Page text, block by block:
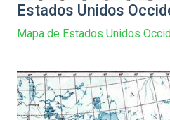
Estados Unidos
Mapa de Estados Unidos